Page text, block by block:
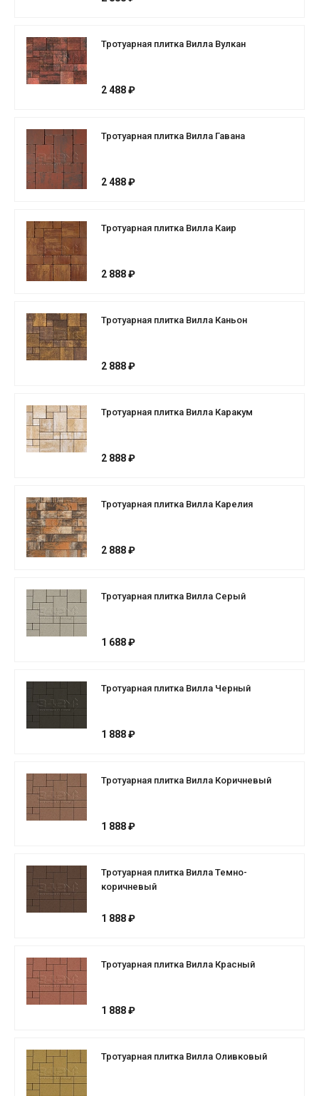
Тротуарная плитка Вилла Вулкан
2 488 ₽
Тротуарная плитка Вилла Гавана
2 488 ₽
Тротуарная плитка Вилла Каир
2 888 ₽
Тротуарная плитка Вилла Каньон
2 888 ₽
Тротуарная плитка Вилла Каракум
2 888 ₽
Тротуарная плитка Вилла Карелия
2 888 ₽
Тротуарная плитка Вилла Серый
1 688 ₽
Тротуарная плитка Вилла Черный
1 888 ₽
Тротуарная плитка Вилла Коричневый
1 888 ₽
Тротуарная плитка Вилла Темно-
коричневый
1 888 ₽
Тротуарная плитка Вилла Красный
1 888 ₽
Тротуарная плитка Вилла Оливковый